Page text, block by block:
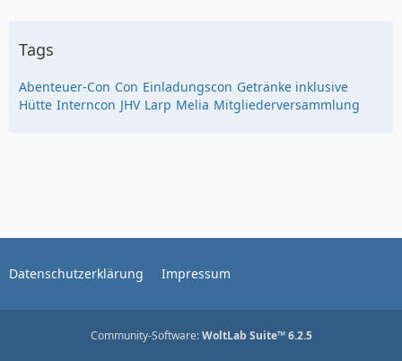
Tags
Abenteuer-Con Con Einladungscon Getränke inklusive
Hütte Interncon JHV Larp Melia Mitgliederversammlung
Datenschutzerklärung Impressum
Community-Software:WoltLab Suite™ 6.2.5